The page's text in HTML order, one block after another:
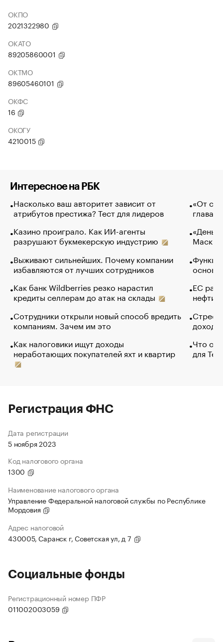
ОКПО
2021322980
ОКАТО
89205860001
ОКТМО
89605460101
ОКФС
16
ОКОГУ
4210015
Интересное на РБК
Насколько ваш авторитет зависит от
атрибутов престижа? Тест для лидеров
Казино проиграло. Как ИИ-агенты
разрушают букмекерскую индустрию
Выживают сильнейших. Почему компании
избавляются от лучших сотрудников
Как банк Wildberries резко нарастил
кредиты селлерам до атак на склады
Сотрудники открыли новый способ вредить
компаниям. Зачем им это
Как налоговики ищут доходы
неработающих покупателей яхт и квартир
«От
глава
Маск в
основ
ЕС
нефти
Что
для
Регистрация ФНС
Дата регистрации
5 ноября 2023
Код налогового органа
1300
Наименование налогового органа
Управление Федеральной налоговой службы по Республике
Мордовия
Адрес налоговой
430005, Саранск г, Советская ул, д 7
Социальные фонды
Регистрационный номер ПФР
011002003059